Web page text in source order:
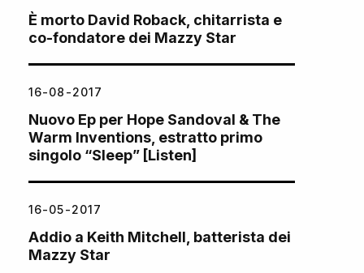
È morto David Roback, chitarrista e
co-fondatore dei Mazzy Star
16-08-2017
Nuovo Ep per Hope Sandoval & The
Warm Inventions, estratto primo
singolo “Sleep” [Listen]
16-05-2017
Addio a Keith Mitchell, batterista dei
Mazzy Star